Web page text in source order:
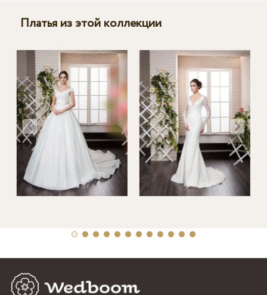
Платья из этой коллекции